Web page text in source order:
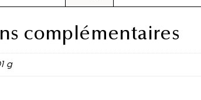
complémentaires
g